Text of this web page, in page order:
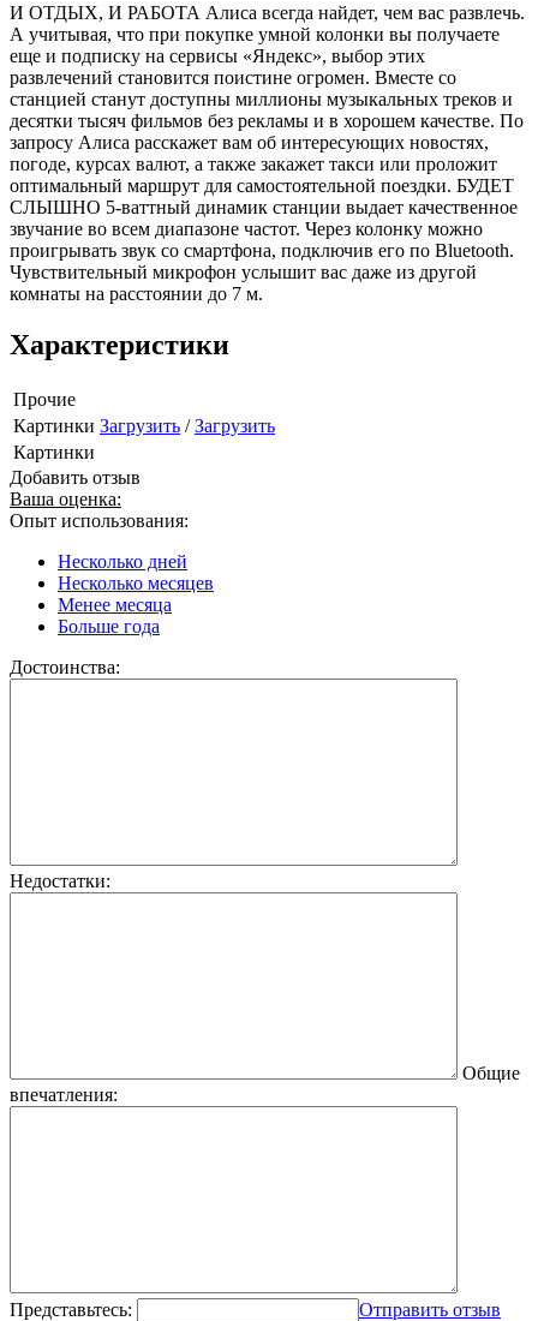
И ОТДЫХ, И РАБОТА Алиса всегда найдет, чем вас развлечь.
А учитывая, что при покупке умной колонки вы получаете
еще и подписку на сервисы «Яндекс», выбор этих
развлечений становится поистине огромен. Вместе со
станцией станут доступны миллионы музыкальных треков и
десятки тысяч фильмов без рекламы и в хорошем качестве. По
запросу Алиса расскажет вам об интересующих новостях,
погоде, курсах валют, а также закажет такси или проложит
оптимальный маршрут для самостоятельной поездки. БУДЕТ
СЛЫШНО 5-ваттный динамик станции выдает качественное
звучание во всем диапазоне частот. Через колонку можно
проигрывать звук со смартфона, подключив его по Bluetooth.
Чувствительный микрофон услышит вас даже из другой
комнаты на расстоянии до 7 м.
Характеристики
Прочие
Картинки Загрузить /Загрузить
Картинки
Добавить отзыв
Ваша оценка:
Опыт использования:
Несколько дней
Несколько месяцев
Менее месяца
Больше года
Достоинства:
Недостатки:
Общие
впечатления:
Представьтесь: Отправить отзыв